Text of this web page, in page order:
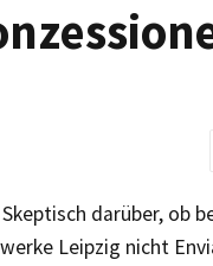
darüber, ob
Leipzig nicht